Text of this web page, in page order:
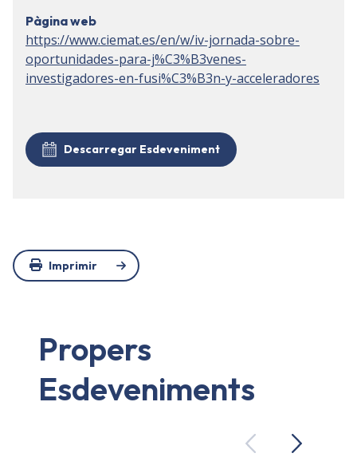
Pàgina web
https://www.ciemat.es/en/w/iv-jornada-sobre-
oportunidades-para-j%C3%B3venes-
investigadores-en-fusi%C3%B3n-y-acceleradores
Descarregar Esdeveniment
Imprimir
Propers
Esdeveniments
PreviousNext